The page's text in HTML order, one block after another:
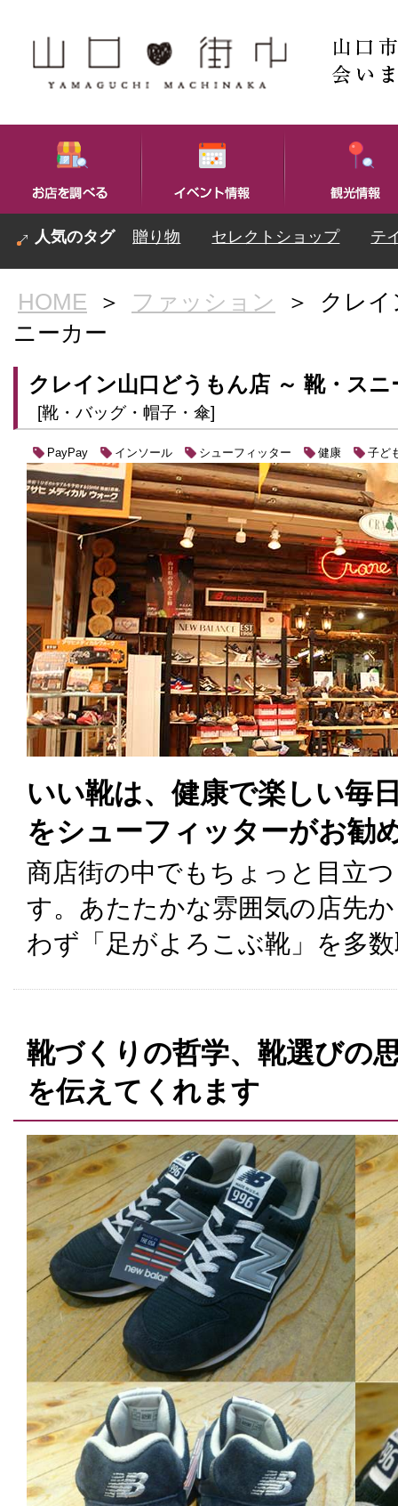
贈り物 セレクトショップ テ
HOME ＞ ファッション ＞
クレ
ニーカー
クレイン山口どうもん店 ～ 靴・スニ
[靴・バッグ・帽子・傘]
PayPay インソール シューフィッター 健康 子ど
いい靴は、健康で楽しい毎
をシューフィッターがお勧
商店街の中でもちょっと目立
す。あたたかな雰囲気の店先
わず「足がよろこぶ靴」を多
靴づくりの哲学、靴選びの
を伝えてくれます